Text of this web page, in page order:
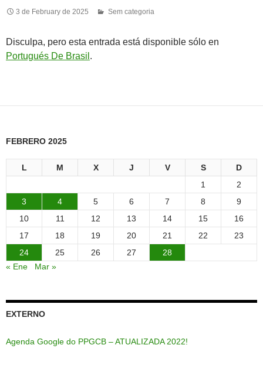
3 de February de 2025 Sem categoria
Disculpa, pero esta entrada está disponible sólo en
Portugués De Brasil .
FEBRERO 2025
L M X J V S
D
1
2
3
4 5 6 7 8
9
10
11 12 13 14 15
16
17
18 19 20 21 22
23
24
25 26 27
28
« Ene
Mar »
EXTERNO
Agenda Google do PPGCB – ATUALIZADA 2022!